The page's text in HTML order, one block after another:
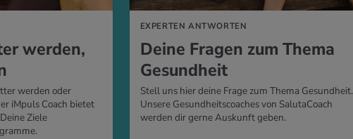
wer­den,
werden oder
iMpuls Coach bietet
Ziele
EXPERTEN ANTWORTEN
Deine Fra­gen zum Thema
Ge­sund­heit
Stell uns hier deine Frage zum Thema Gesundheit.
Unsere Gesundheitscoaches von SalutaCoach
werden dir gerne Auskunft geben.